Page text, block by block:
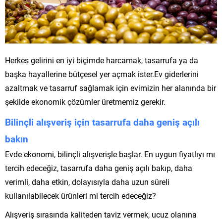
Herkes gelirini en iyi biçimde harcamak, tasarrufa ya da
başka hayallerine bütçesel yer açmak ister.Ev giderlerini
azaltmak ve tasarruf sağlamak için evimizin her alanında bir
şekilde ekonomik çözümler üretmemiz gerekir.
Bilinçli alışveriş için tasarrufa daha geniş açılı
bakın
Evde ekonomi, bilinçli alışverişle başlar. En uygun fiyatlıyı mı
tercih edeceğiz, tasarrufa daha geniş açılı bakıp, daha
verimli, daha etkin, dolayısıyla daha uzun süreli
kullanılabilecek ürünleri mi tercih edeceğiz?
Alışveriş sırasında kaliteden taviz vermek, ucuz olanına